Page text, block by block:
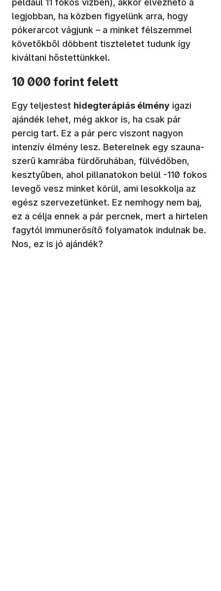
például 11 fokos vízben), akkor élvezhető a
legjobban, ha közben figyelünk arra, hogy
pókerarcot vágjunk – a minket félszemmel
követőkből döbbent tiszteletet tudunk így
kiváltani hőstettünkkel.
10 000 forint felett
Egy teljestest hidegterápiás élmény igazi
ajándék lehet, még akkor is, ha csak pár
percig tart. Ez a pár perc viszont nagyon
intenzív élmény lesz. Beterelnek egy szauna-
szerű kamrába fürdőruhában, fülvédőben,
kesztyűben, ahol pillanatokon belül -110 fokos
levegő vesz minket körül, ami lesokkolja az
egész szervezetünket. Ez nemhogy nem baj,
ez a célja ennek a pár percnek, mert a hirtelen
fagytól immunerősítő folyamatok indulnak be.
Nos, ez is jó ajándék?